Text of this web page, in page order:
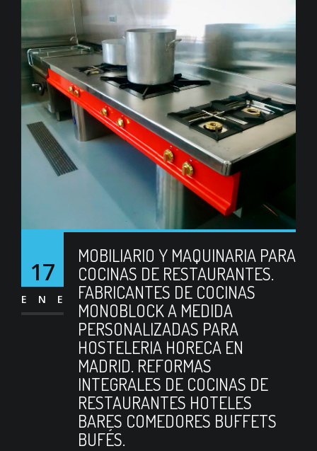
17
ENE
MOBILIARIO Y MAQUINARIA PARA
COCINAS DE RESTAURANTES.
FABRICANTES DE COCINAS
MONOBLOCK A MEDIDA
PERSONALIZADAS PARA
HOSTELERIA HORECA EN
MADRID. REFORMAS
INTEGRALES DE COCINAS DE
RESTAURANTES HOTELES
BARES COMEDORES BUFFETS
BUFÉS.